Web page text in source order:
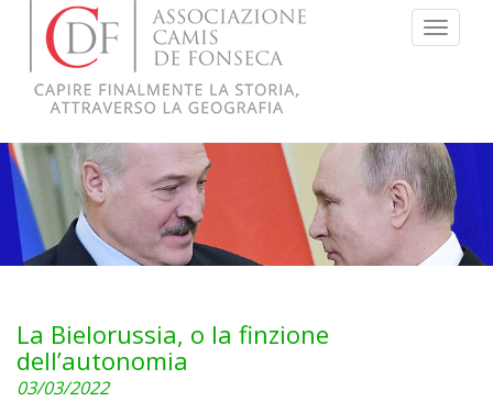
Menu
La Bielorussia, o la finzione
dell’autonomia
03/03/2022